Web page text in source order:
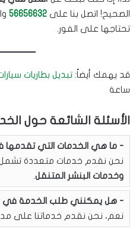
الصحيح! اتصل بنا على 56656632
تحتاجها على الفور.
قد يهمك أيضاً: تبديل بطاريات
ساعة
الأسئلة الشائعة حول
ما هي الخدمات التي تقدمها
نحن نقدم خدمات متعددة
وخدمات البنشر المتنقل.
هل يمكنني طلب الخدمة في
نعم، نحن نقدم خدماتنا على